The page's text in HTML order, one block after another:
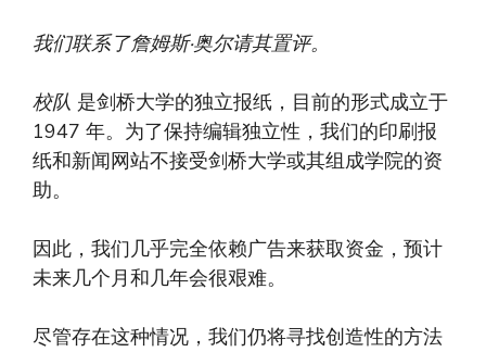
我们联系了詹姆斯·奥尔请其置评。
校队 是剑桥大学的独立报纸，目前的形式成立于
1947 年。为了保持编辑独立性，我们的印刷报
纸和新闻网站不接受剑桥大学或其组成学院的资
助。
因此，我们几乎完全依赖广告来获取资金，预计
未来几个月和几年会很艰难。
尽管存在这种情况，我们仍将寻找创造性的方法